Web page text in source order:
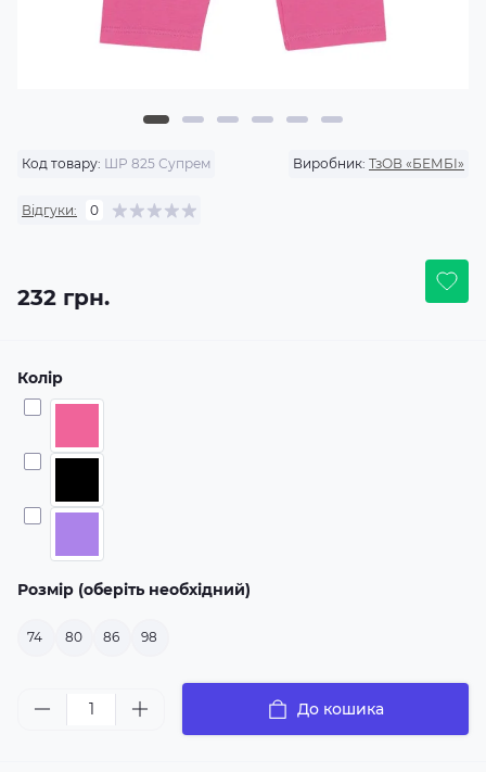
Код товару: ШР 825 Супрем Виробник: ТзОВ «БЕМБІ»
Відгуки: 0
232 грн.
Колір
Розмір (оберіть необхідний)
74 80 86 98
До кошика